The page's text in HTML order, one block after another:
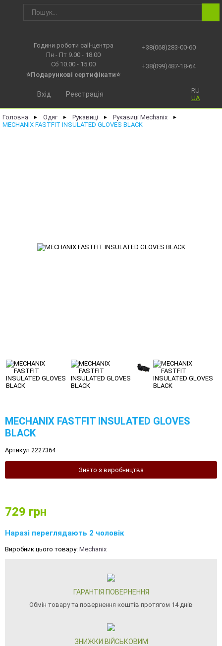
Години роботи call-центра
Пн - Пт 9.00 - 18.00
Сб 10.00 - 15.00
⭐Подарункові сертифікати⭐
+38(068)283-00-60
+38(099)487-18-64
RU
UA
Вхід Реєстрація
Головна ► Одяг ► Рукавиці ► Рукавиці Mechanix ►
MECHANIX FASTFIT INSULATED GLOVES BLACK
MECHANIX FASTFIT INSULATED GLOVES
BLACK
Артикул 2227364
Знято з виробництва
729 грн
Наразі переглядають 2 чоловік
Виробник цього товару: Mechanix
ГАРАНТІЯ ПОВЕРНЕННЯ
Обмін товару та повернення коштів протягом 14 днів
ЗНИЖКИ ВІЙСЬКОВИМ